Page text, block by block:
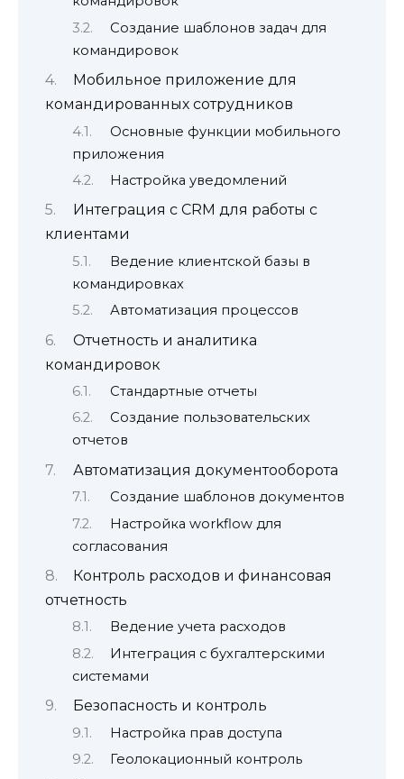
Создание шаблонов задач для
командировок
Мобильное приложение для
командированных сотрудников
Основные функции мобильного
приложения
Настройка уведомлений
Интеграция с CRM для работы с
клиентами
Ведение клиентской базы в
командировках
Автоматизация процессов
Отчетность и аналитика
командировок
Стандартные отчеты
Создание пользовательских
отчетов
Автоматизация документооборота
Создание шаблонов документов
Настройка workflow для
согласования
Контроль расходов и финансовая
отчетность
Ведение учета расходов
Интеграция с бухгалтерскими
системами
Безопасность и контроль
Настройка прав доступа
Геолокационный контроль